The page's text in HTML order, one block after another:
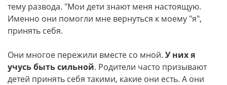
тему развода. "Мои дети знают меня настоящую.
Именно они помогли мне вернуться к моему "я",
принять себя.
Они многое пережили вместе со мной. У них я
учусь быть сильной. Родители часто призывают
детей принять себя такими, какие они есть. А они